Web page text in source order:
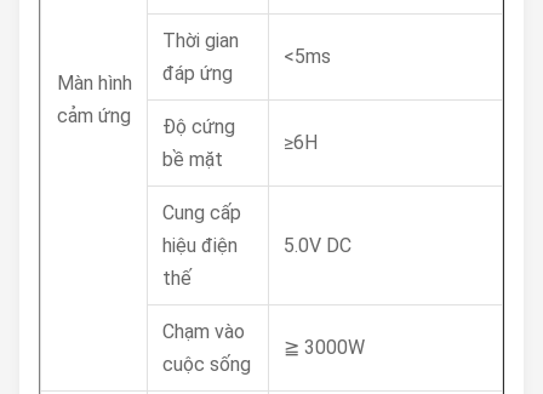
Màn hình
cảm ứng
Thời gian
đáp ứng
<5ms
Độ cứng
bề mặt
≥6H
Cung cấp
hiệu điện
thế
5.0V DC
Chạm vào
cuộc sống
≧ 3000W